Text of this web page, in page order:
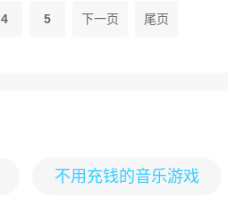
4 5 下一页 尾页
不用充钱的音乐游戏